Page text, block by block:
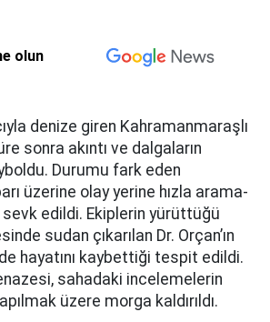
olun
denize giren Kahramanmaraşlı
sonra akıntı ve dalgaların
Durumu fark eden
üzerine olay yerine hızla arama-
edildi. Ekiplerin yürüttüğü
sudan çıkarılan Dr. Orçan’ın
hayatını kaybettiği tespit edildi.
sahadaki incelemelerin
üzere morga kaldırıldı.